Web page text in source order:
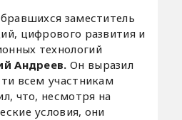
заместитель
цифрового развития и
технологий
Андреев. Он выразил
всем участникам
что, несмотря на
условия, они